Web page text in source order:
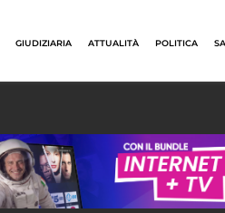
GIUDIZIARIA ATTUALITÀ POLITICA